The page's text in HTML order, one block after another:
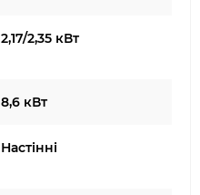
2,17/2,35 кВт
8,6 кВт
Настінні